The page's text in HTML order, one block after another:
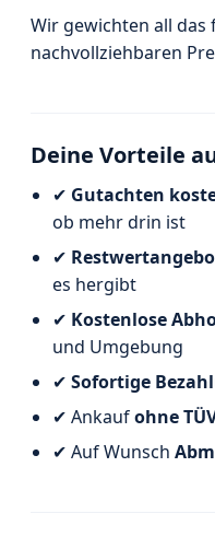
Wir gewichten all
nachvollziehbaren
Deine Vorteile
✔ Gutachten
ob mehr drin ist
✔
es hergibt
✔ Kostenlose
und Umgebung
✔ Sofortige
✔ Ankaufohne
✔ Auf Wunsch